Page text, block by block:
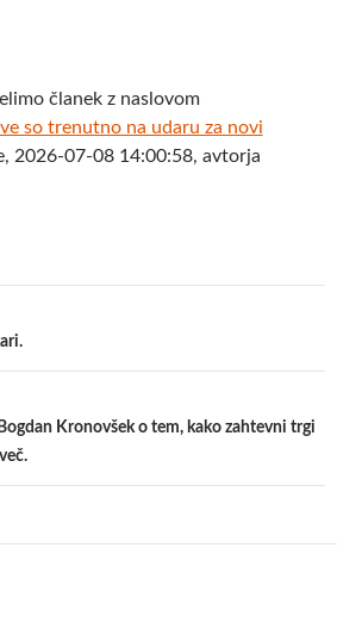
članek z naslovom
so trenutno na udaru za novi
2026-07-08 14:00:58, avtorja
Kronovšek o tem, kako zahtevni trgi